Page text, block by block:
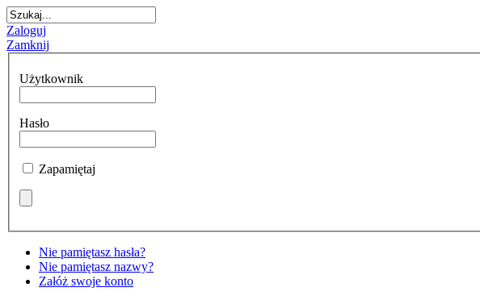
Zaloguj
Zamknij
Użytkownik
Hasło
Zapamiętaj
Nie pamiętasz hasła?
Nie pamiętasz nazwy?
Załóż swoje konto